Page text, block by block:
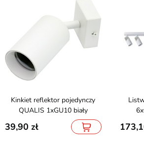
Kinkiet reflektor pojedynczy
QUALIS 1xGU10 biały
39,90
Listwa z reflektorami Neo